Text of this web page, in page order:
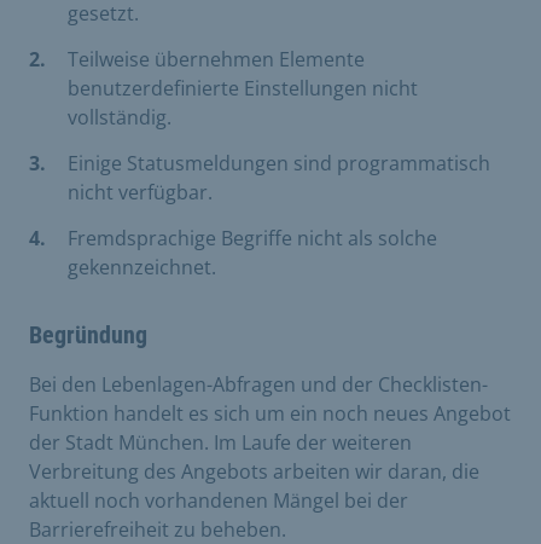
gesetzt.
Teilweise übernehmen Elemente
benutzerdefinierte Einstellungen nicht
vollständig.
Einige Statusmeldungen sind programmatisch
nicht verfügbar.
Fremdsprachige Begriffe nicht als solche
gekennzeichnet.
Begründung
Bei den Lebenlagen-Abfragen und der Checklisten-
Funktion handelt es sich um ein noch neues Angebot
der Stadt München. Im Laufe der weiteren
Verbreitung des Angebots arbeiten wir daran, die
aktuell noch vorhandenen Mängel bei der
Barrierefreiheit zu beheben.